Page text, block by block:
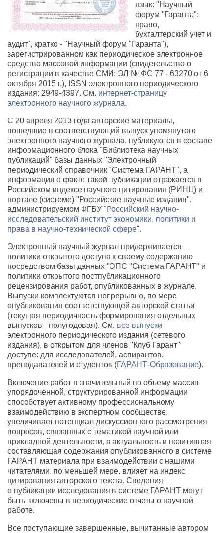
язык: "Научный
форум "Гаранта":
право,
бухгалтерский учет и
аудит", кратко - "Научный форум "Гаранта"),
зарегистрированном как периодическое электронное
средство массовой информации (свидетельство о
регистрации в качестве СМИ: ЭЛ № ФС 77 - 63270 от 6
октября 2015 г.), ISSN электронного периодического
издания: 2949-4397. См. интернет-страницу
электронного научного журнала.
С 20 апреля 2013 года авторские материалы,
вошедшие в соответствующий выпуск упомянутого
электронного научного журнала, публикуются в составе
информационного блока "Библиотека научных
публикаций" базы данных "Электронный
периодический справочник "Система ГАРАНТ", а
информация о факте такой публикации отражается в
Российском индексе научного цитирования (РИНЦ) и
портале (системе) "Российские научные издания",
администрируемом ФГБУ "Российский научно-
исследовательский институт экономики, политики и
права в научно-технической сфере".
Электронный научный журнал придерживается
политики открытого доступа к своему содержанию
посредством базы данных "ЭПС "Система ГАРАНТ" и
политики открытого постпубликационного
рецензирования работ, опубликованных в журнале.
Выпуски комплектуются непрерывно, по мере
опубликования соответствующей авторской статьи
(текущая периодичность формирования отдельных
выпусков - полугодовая). См. все выпуски
электронного периодического издания (сетевого
издания), в открытом для членов "Клуб Гарант"
доступе: для исследователей, аспирантов,
преподавателей и студентов (ГАРАНТ-Образование).
Включение работ в значительный по объему массив
упорядоченной, структурированной информации
способствует активному профессиональному
взаимодействию в экспертном сообществе,
увеличивает потенциал дискуссионного рассмотрения
вопросов, связанных с тематикой научной или
прикладной деятельности, а актуальность и позитивная
составляющая содержания опубликованного в системе
ГАРАНТ материала при взаимодействии с нашими
читателями, по меньшей мере, влияет на индекс
цитирования авторского текста. Сведения
о публикации исследования в системе ГАРАНТ могут
быть включены в периодические отчеты о научной
работе.
Все поступающие завершенные, вычитанные автором